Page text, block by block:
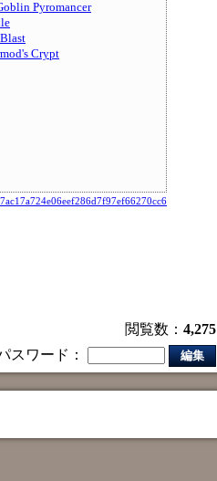
Pyromancer
Crypt
閲覧数： 4,275
スワード：
編集